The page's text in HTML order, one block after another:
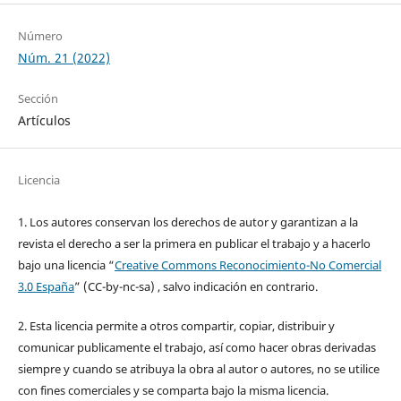
Número
Núm. 21 (2022)
Sección
Artículos
Licencia
1. Los autores conservan los derechos de autor y garantizan a la
revista el derecho a ser la primera en publicar el trabajo y a hacerlo
bajo una licencia “Creative Commons Reconocimiento-No Comercial
3.0 España” (CC-by-nc-sa) , salvo indicación en contrario.
2. Esta licencia permite a otros compartir, copiar, distribuir y
comunicar publicamente el trabajo, así como hacer obras derivadas
siempre y cuando se atribuya la obra al autor o autores, no se utilice
con fines comerciales y se comparta bajo la misma licencia.